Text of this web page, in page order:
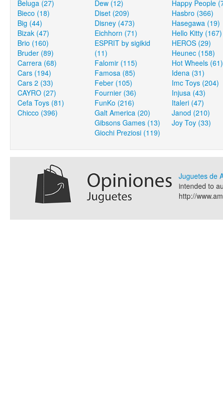
Beluga (27)
Bieco (18)
Big (44)
Bizak (47)
Brio (160)
Bruder (89)
Carrera (68)
Cars (194)
Cars 2 (33)
CAYRO (27)
Cefa Toys (81)
Chicco (396)
Dew (12)
Diset (209)
Disney (473)
Eichhorn (71)
ESPRIT by sigikid
(11)
Falomir (115)
Famosa (85)
Feber (105)
Fournier (36)
FunKo (216)
Galt America (20)
Gibsons Games (13)
Giochi Preziosi (119)
Happy People
Hasbro (366)
Hasegawa (19)
Hello Kitty (167)
HEROS (29)
Heunec (158)
Hot Wheels (61)
Idena (31)
Imc Toys (204)
Injusa (43)
Italeri (47)
Janod (210)
Joy Toy (33)
Juguetes de
intended to
http://